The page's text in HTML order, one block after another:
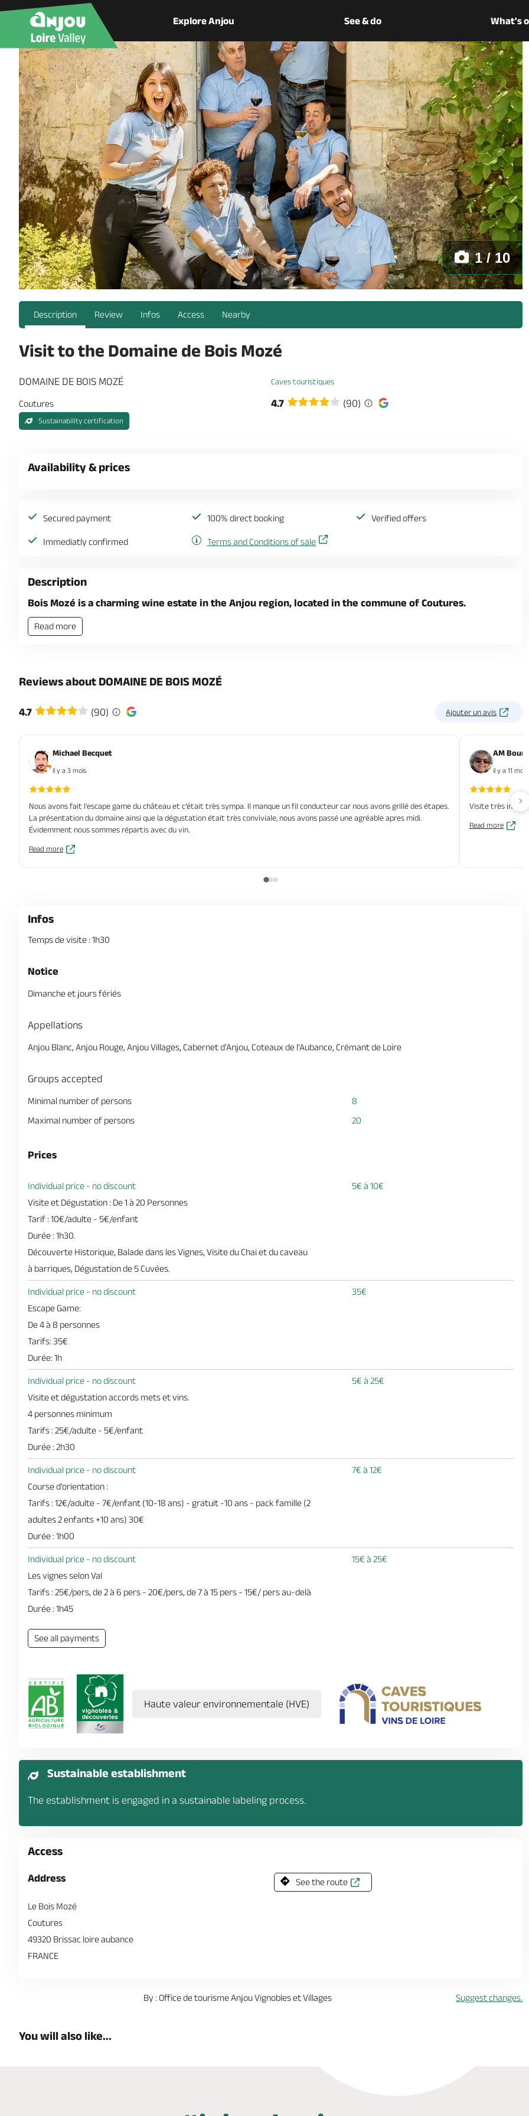
Explore Anjou See & do What's
1 / 10
Description Review Infos Access Nearby
Visit to the Domaine de Bois Mozé
DOMAINE DE BOIS MOZÉ Caves touristiques
Coutures
Sustainability certification
4.7 (90)
Availability & prices
Secured payment 100% direct booking Verified offers
Immediatly confirmed Terms and Conditions of sale
Description
Bois Mozé is a charming wine estate in the Anjou region, located in the commune of Coutures.
Read more
Reviews about DOMAINE DE BOIS MOZÉ
4.7 (90) Ajouter un avis
Michael Becquet
il y a 3 mois
Nous avons fait l'escape game du château et c’était très sympa. Il manque un fil conducteur car nous avons grillé des étapes.
La présentation du domaine ainsi que la dégustation était très conviviale, nous avons passé une agréable apres midi.
Évidemment nous sommes répartis avec du vin.
Read more
AM
il y a 11 mois
Visite très
Read more
Infos
Temps de visite : 1h30
Notice
Dimanche et jours fériés
Appellations
Anjou Blanc, Anjou Rouge, Anjou Villages, Cabernet d'Anjou, Coteaux de l'Aubance, Crémant de Loire
Groups accepted
Minimal number of persons
8
Maximal number of persons
20
Prices
Individual price - no discount
5€ à 10€
Visite et Dégustation : De 1 à 20 Personnes
Tarif : 10€/adulte - 5€/enfant
Durée : 1h30.
Découverte Historique, Balade dans les Vignes, Visite du Chai et du caveau
à barriques, Dégustation de 5 Cuvées.
Individual price - no discount
35€
Escape Game:
De 4 à 8 personnes
Tarifs: 35€
Durée: 1h
Individual price - no discount
5€ à 25€
Visite et dégustation accords mets et vins.
4 personnes minimum
Tarifs : 25€/adulte - 5€/enfant
Durée : 2h30
Individual price - no discount
7€ à 12€
Course d’orientation :
Tarifs : 12€/adulte - 7€/enfant (10-18 ans) - gratuit -10 ans - pack famille (2
adultes 2 enfants +10 ans) 30€
Durée : 1h00
Individual price - no discount
15€ à 25€
Les vignes selon Val
Tarifs : 25€/pers, de 2 à 6 pers - 20€/pers, de 7 à 15 pers - 15€/ pers au-delà
Durée : 1h45
See all payments
Haute valeur environnementale (HVE)
Sustainable establishment
The establishment is engaged in a sustainable labeling process.
Access
Address
Le Bois Mozé
Coutures
49320 Brissac loire aubance
FRANCE
See the route
By : Office de tourisme Anjou Vignobles et Villages Suggest changes.
You will also like...